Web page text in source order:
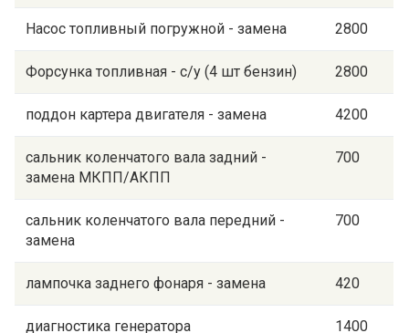
Насос топливный погружной - замена 2800
Форсунка топливная - с/у (4 шт бензин) 2800
поддон картера двигателя - замена 4200
сальник коленчатого вала задний -
замена МКПП/АКПП
700
сальник коленчатого вала передний -
замена
700
лампочка заднего фонаря - замена 420
диагностика генератора 1400